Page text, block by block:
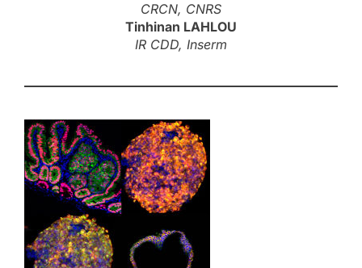
CRCN, CNRS
Tinhinan LAHLOU
IR CDD, Inserm